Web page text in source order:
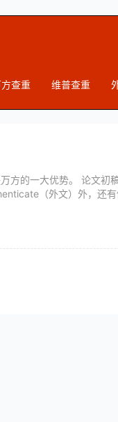
查重 维普查重
方的一大优势。 论文初
（外文）外，还有